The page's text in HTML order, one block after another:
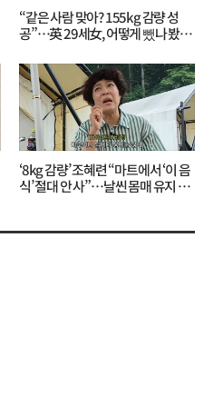
“같은 사람 맞아? 155kg 감량 성
공”…英 29세女, 어떻게 뺐나 봤더
‘8kg 감량’ 조혜련 “마트에서 ‘이 음
식’ 절대 안 사”…날씬 몸매 유지 비